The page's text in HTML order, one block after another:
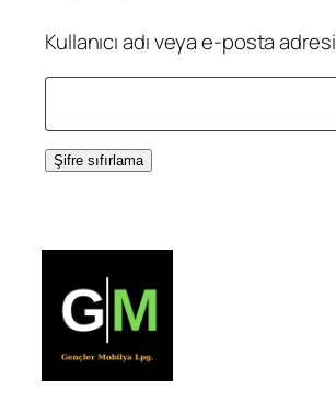
Kullanıcı adı veya e-posta adresi
Şifre sıfırlama